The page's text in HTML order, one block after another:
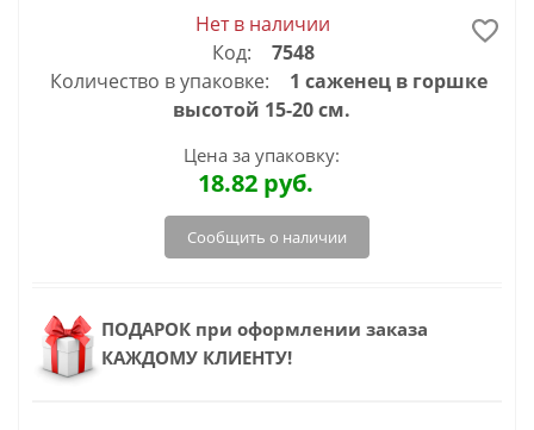
Нет в наличии
Код:
7548
Количество в упаковке:
1 саженец в горшке
высотой 15-20 см.
Цена за упаковку:
18.82руб.
Сообщить о наличии
ПОДАРОК при оформлении заказа
КАЖДОМУ КЛИЕНТУ!